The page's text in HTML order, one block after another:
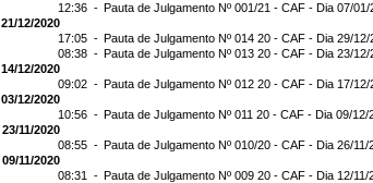
12:36 - Pauta de Julgamento Nº 001/21 - CAF - Dia 07/01/
21/12/2020
17:05 - Pauta de Julgamento Nº 014 20 - CAF - Dia 29/12/
08:38 - Pauta de Julgamento Nº 013 20 - CAF - Dia 23/12/
14/12/2020
09:02 - Pauta de Julgamento Nº 012 20 - CAF - Dia 17/12/
03/12/2020
10:56 - Pauta de Julgamento Nº 011 20 - CAF - Dia 09/12/
23/11/2020
08:55 - Pauta de Julgamento Nº 010/20 - CAF - Dia 26/11/
09/11/2020
08:31 - Pauta de Julgamento Nº 009 20 - CAF - Dia 12/11/